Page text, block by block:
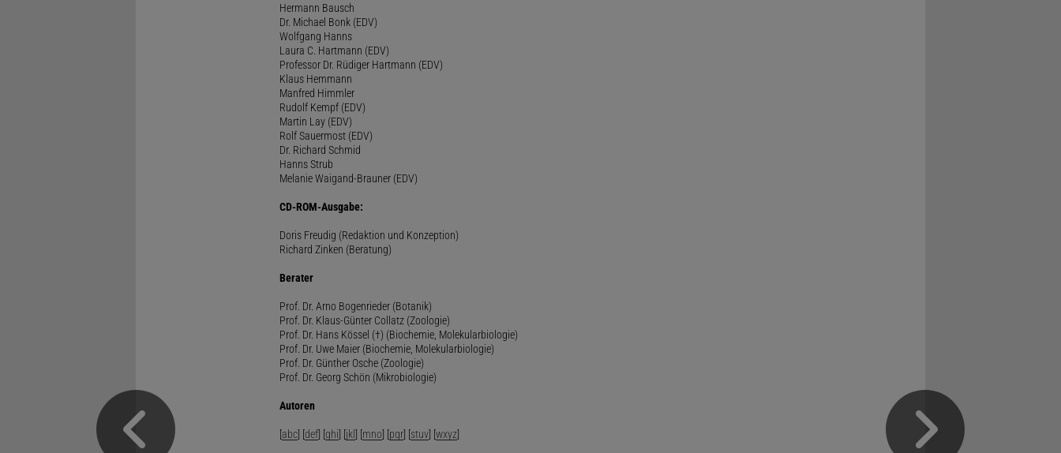
Hermann Bausch
Dr. Michael Bonk (EDV)
Wolfgang Hanns
Laura C. Hartmann (EDV)
Professor Dr. Rüdiger Hartmann (EDV)
Klaus Hemmann
Manfred Himmler
Rudolf Kempf (EDV)
Martin Lay (EDV)
Rolf Sauermost (EDV)
Dr. Richard Schmid
Hanns Strub
Melanie Waigand-Brauner (EDV)
CD-ROM-Ausgabe:
Doris Freudig (Redaktion und Konzeption)
Richard Zinken (Beratung)
Berater
Prof. Dr. Arno Bogenrieder (Botanik)
Prof. Dr. Klaus-Günter Collatz (Zoologie)
Prof. Dr. Hans Kössel (†) (Biochemie, Molekularbiologie)
Prof. Dr. Uwe Maier (Biochemie, Molekularbiologie)
Prof. Dr. Günther Osche (Zoologie)
Prof. Dr. Georg Schön (Mikrobiologie)
Autoren
[abc] [def] [ghi] [jkl] [mno] [pqr] [stuv] [wxyz]